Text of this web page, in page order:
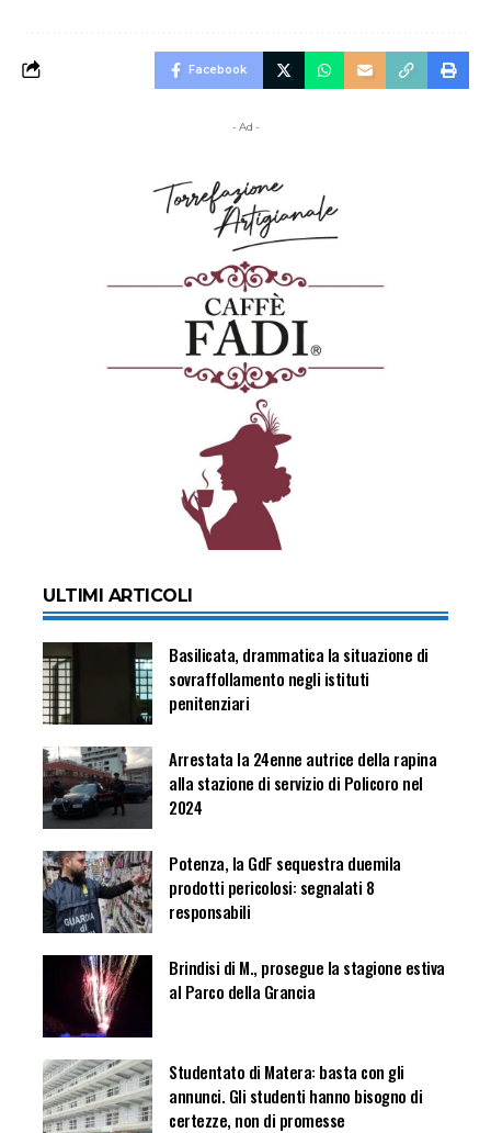
Facebook
- Ad -
ULTIMI ARTICOLI
Basilicata, drammatica la situazione di
sovraffollamento negli istituti
penitenziari
Arrestata la 24enne autrice della rapina
alla stazione di servizio di Policoro nel
2024
Potenza, la GdF sequestra duemila
prodotti pericolosi: segnalati 8
responsabili
Brindisi di M., prosegue la stagione estiva
al Parco della Grancia
Studentato di Matera: basta con gli
annunci. Gli studenti hanno bisogno di
certezze, non di promesse